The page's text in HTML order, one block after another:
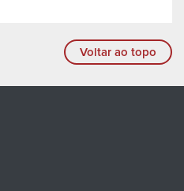
Voltar ao topo